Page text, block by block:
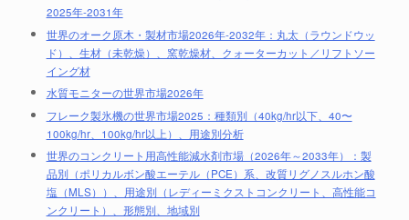
2025年-2031年
世界のオーク原木・製材市場2026年-2032年：丸太（ラウンドウッ
ド）、生材（未乾燥）、窯乾燥材、クォーターカット／リフトソー
イング材
水質モニターの世界市場2026年
フレーク製氷機の世界市場2025：種類別（40kg/hr以下、40〜
100kg/hr、100kg/hr以上）、用途別分析
世界のコンクリート用高性能減水剤市場（2026年～2033年）：製
品別（ポリカルボン酸エーテル（PCE）系、改質リグノスルホン酸
塩（MLS））、用途別（レディーミクストコンクリート、高性能コ
ンクリート）、形態別、地域別